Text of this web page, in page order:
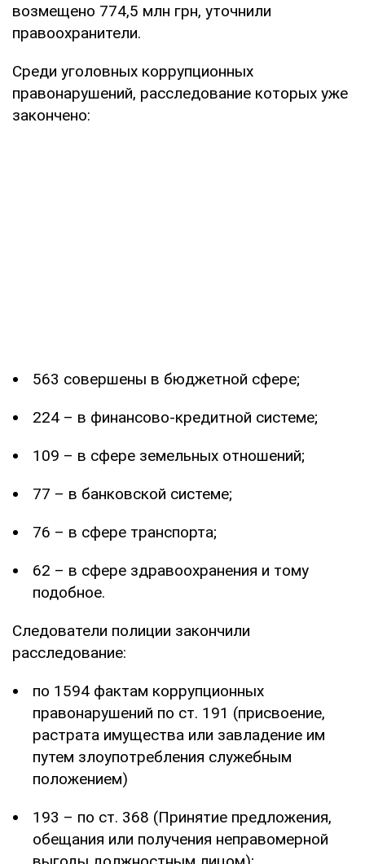
возмещено 774,5 млн грн, уточнили
правоохранители.
Среди уголовных коррупционных
правонарушений, расследование которых уже
закончено:
563 совершены в бюджетной сфере;
224 – в финансово-кредитной системе;
109 – в сфере земельных отношений;
77 – в банковской системе;
76 – в сфере транспорта;
62 – в сфере здравоохранения и тому
подобное.
Следователи полиции закончили
расследование:
по 1594 фактам коррупционных
правонарушений по ст. 191 (присвоение,
растрата имущества или завладение им
путем злоупотребления служебным
положением)
193 – по ст. 368 (Принятие предложения,
обещания или получения неправомерной